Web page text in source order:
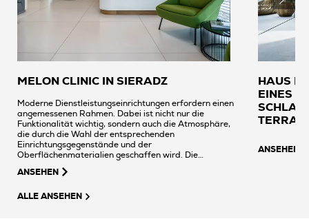
MELON CLINIC IN SIERADZ
Moderne Dienstleistungseinrichtungen erfordern einen
angemessenen Rahmen. Dabei ist nicht nur die
Funktionalität wichtig, sondern auch die Atmosphäre,
die durch die Wahl der entsprechenden
Einrichtungsgegenstände und der
Oberflächenmaterialien geschaffen wird. Die
bewährten und hochwertigen Keramikfliesen der
ANSEHEN
HAUS IN
EINES
ANSEHEN
ALLE ANSEHEN